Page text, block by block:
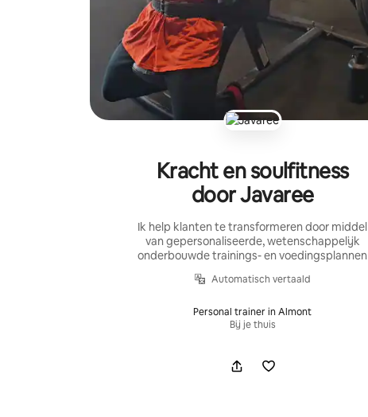
Kracht en soulfitness
door Javaree
Ik help klanten te transformeren door middel
van gepersonaliseerde, wetenschappelijk
onderbouwde trainings- en voedingsplannen
Automatisch vertaald
Personal trainer in Almont
Bij je thuis